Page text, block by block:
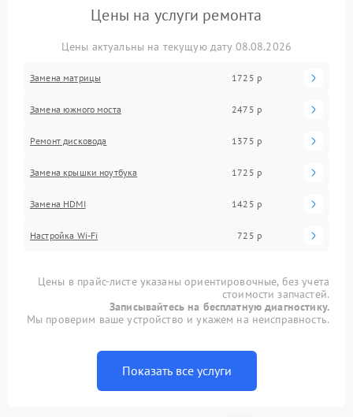
Цены на услуги ремонта
Цены актуальны на текущую дату 08.08.2026
Замена матрицы 1725 р
Замена южного моста 2475 р
Ремонт дисковода 1375 р
Замена крышки ноутбука 1725 р
Замена HDMI 1425 р
Настройка Wi-Fi 725 р
Цены в прайс-листе указаны ориентировочные, без учета
стоимости запчастей.
Записывайтесь на бесплатную диагностику.
Мы проверим ваше устройство и укажем на неисправность.
Показать все услуги